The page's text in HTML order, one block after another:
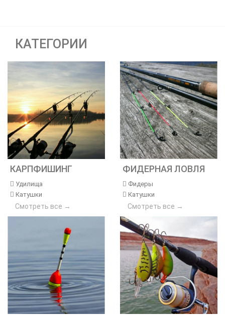
КАТЕГОРИИ
КАРПФИШИНГ
Удилища
Катушки
Смотреть все →
ФИДЕРНАЯ ЛОВЛЯ
Фидеры
Катушки
Смотреть все →